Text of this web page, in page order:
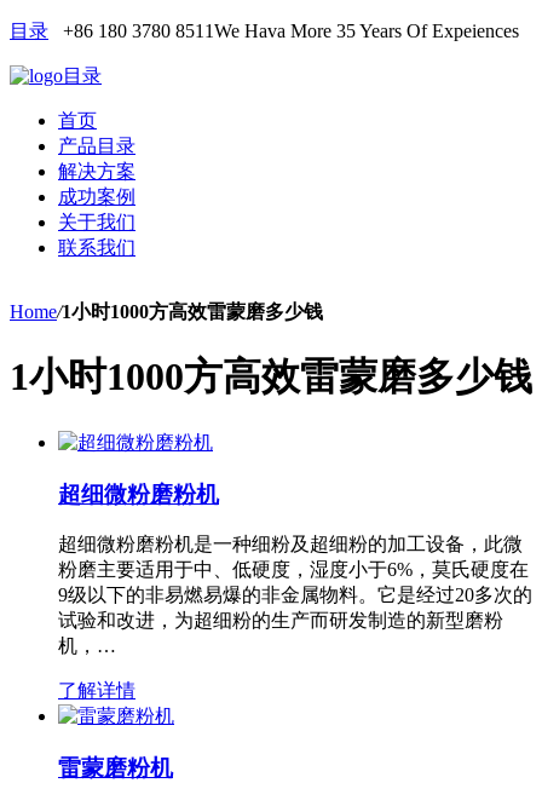
目录 +86 180 3780 8511We Hava More 35 Years Of Expeiences
目录
首页
产品目录
解决方案
成功案例
关于我们
联系我们
Home/1小时1000方高效雷蒙磨多少钱
1小时1000方高效雷蒙磨多少钱
超细微粉磨粉机
超细微粉磨粉机是一种细粉及超细粉的加工设备，此微
粉磨主要适用于中、低硬度，湿度小于6%，莫氏硬度在
9级以下的非易燃易爆的非金属物料。它是经过20多次的
试验和改进，为超细粉的生产而研发制造的新型磨粉
机，…
了解详情
雷蒙磨粉机